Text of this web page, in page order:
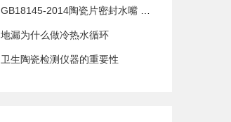
地漏为什么做冷热水循环
卫生陶瓷检测仪器的重要性